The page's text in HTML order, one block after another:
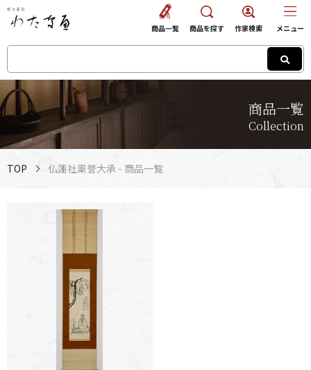
商品一覧
Collection
商品一覧 商品を探す 作家検索 メニュー
TOP 仏蓮社稟誉大承 - 商品一覧